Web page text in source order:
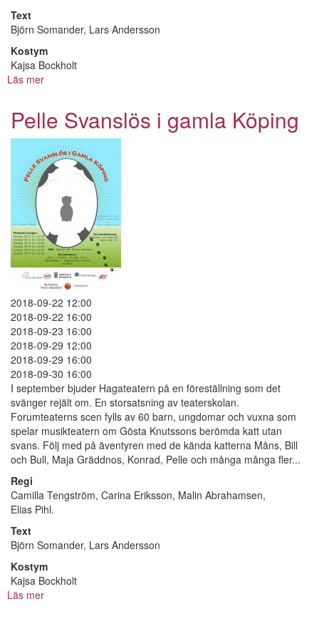
Text
Björn Somander, Lars Andersson
Kostym
Kajsa Bockholt
Läs mer
gamla
Köping
Pelle Svanslös i gamla Köping
2018-09-22 12:00
2018-09-22 16:00
2018-09-23 16:00
2018-09-29 12:00
2018-09-29 16:00
2018-09-30 16:00
I september bjuder Hagateatern på en föreställning som det
svänger rejält om. En storsatsning av teaterskolan.
Forumteaterns scen fylls av 60 barn, ungdomar och vuxna som
spelar musikteatern om Gösta Knutssons berömda katt utan
svans. Följ med på äventyren med de kända katterna Måns, Bill
och Bull, Maja Gräddnos, Konrad, Pelle och många många fler...
Regi
Camilla Tengström, Carina Eriksson, Malin Abrahamsen,
Elias Pihl.
Text
Björn Somander, Lars Andersson
Kostym
Kajsa Bockholt
Läs mer